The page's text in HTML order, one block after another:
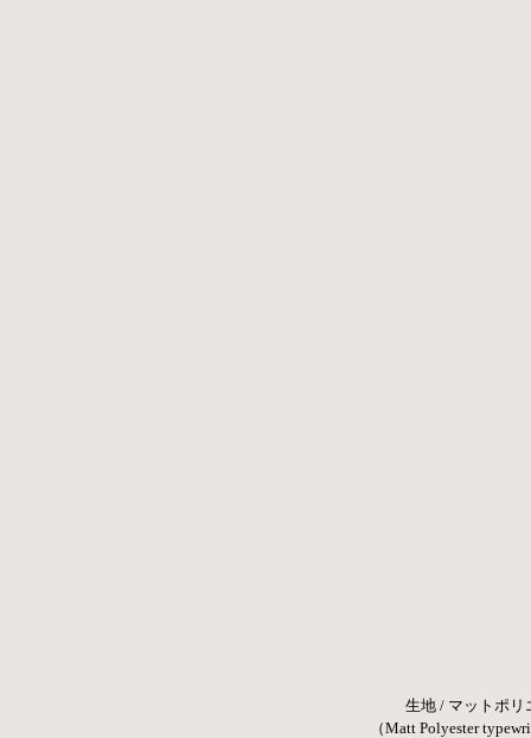
生地 / マットポリ
（Matt Polyester